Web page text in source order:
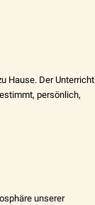
Hause. Der Unterricht
persönlich,
unserer